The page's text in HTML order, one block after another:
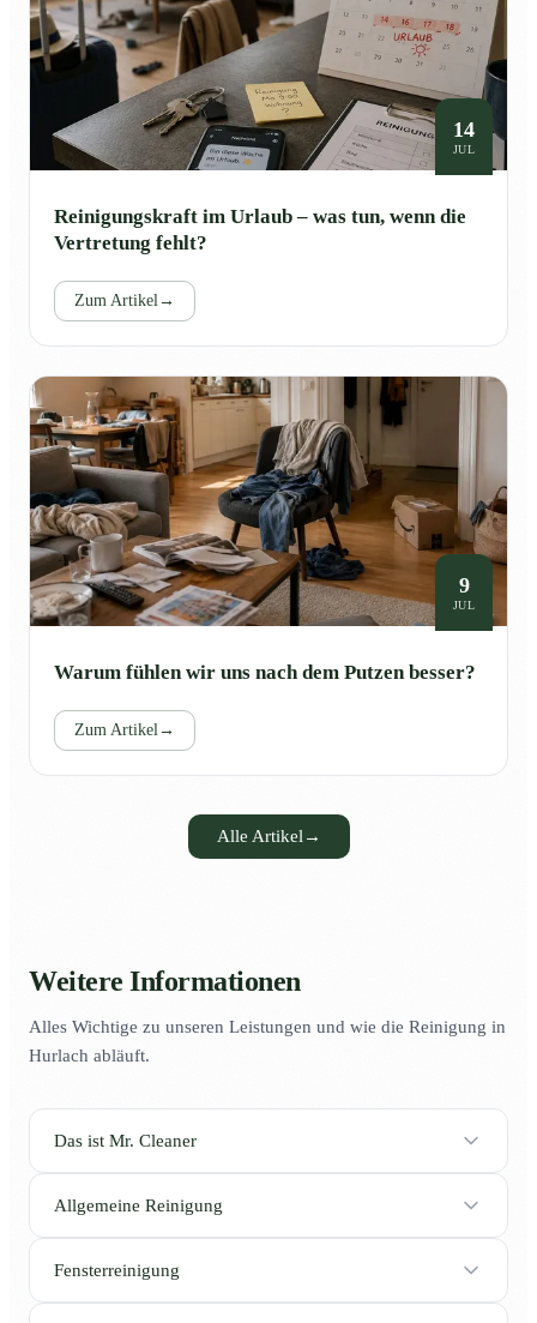
14
JUL
Reinigungskraft im Urlaub – was tun, wenn die
Vertretung fehlt?
Zum Artikel→
9
JUL
Warum fühlen wir uns nach dem Putzen besser?
Zum Artikel→
Alle Artikel→
Weitere Informationen
Alles Wichtige zu unseren Leistungen und wie die Reinigung in
Hurlach abläuft.
Das ist Mr. Cleaner
Allgemeine Reinigung
Fensterreinigung